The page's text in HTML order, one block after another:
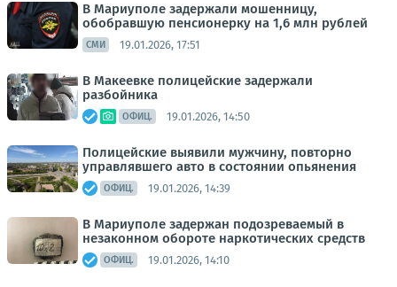
В Мариуполе задержали мошенницу,
обобравшую пенсионерку на 1,6 млн рублей
СМИ 19.01.2026, 17:51
В Макеевке полицейские задержали
разбойника
ОФИЦ. 19.01.2026, 14:50
Полицейские выявили мужчину, повторно
управлявшего авто в состоянии опьянения
ОФИЦ. 19.01.2026, 14:39
В Мариуполе задержан подозреваемый в
незаконном обороте наркотических средств
ОФИЦ. 19.01.2026, 14:10